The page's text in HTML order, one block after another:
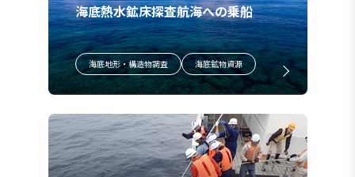
海底熱水鉱床探査航海への乗船
海底地形・構造物調査 海底鉱物資源